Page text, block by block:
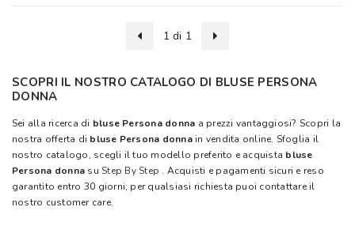
1 di 1
SCOPRI IL NOSTRO CATALOGO DI BLUSE PERSONA
DONNA
Sei alla ricerca di bluse Persona donna a prezzi vantaggiosi? Scopri la
nostra offerta di bluse Persona donna in vendita online. Sfoglia il
nostro catalogo, scegli il tuo modello preferito e acquista bluse
Persona donna suStep By Step . Acquisti e pagamenti sicuri e reso
garantito entro 30 giorni; per qualsiasi richiesta puoi contattare il
nostro customer care.